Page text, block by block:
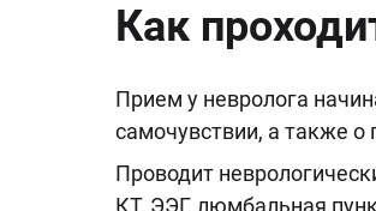
Как
Прием у невролога
самочувствии, а также
Проводит
КТ, ЭЭГ, люмбальная